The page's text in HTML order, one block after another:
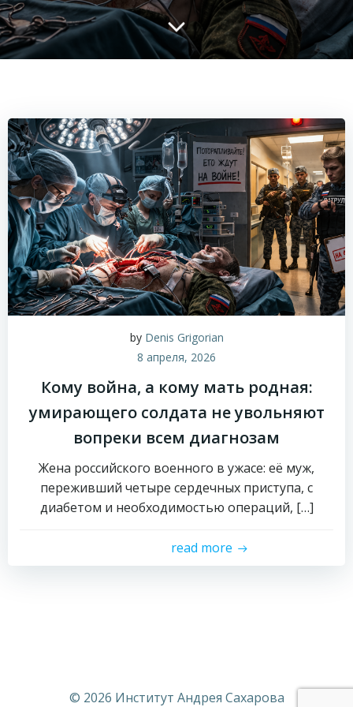
by Denis Grigorian
8 апреля, 2026
Кому война, а кому мать родная:
умирающего солдата не увольняют
вопреки всем диагнозам
Жена российского военного в ужасе: её муж,
переживший четыре сердечных приступа, с
диабетом и необходимостью операций, […]
read more
© 2026 Институт Андрея Сахарова